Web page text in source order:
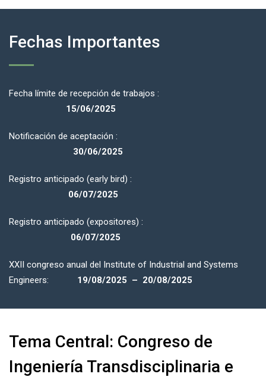
Fechas Importantes
Fecha límite de recepción de trabajos :
15/06/2025
Notificación de aceptación :
30/06/2025
Registro anticipado (early bird) :
06/07/2025
Registro anticipado (expositores) :
06/07/2025
XXII congreso anual del Institute of Industrial and Systems
Engineers: 19/08/2025 – 20/08/2025
Tema Central: Congreso de
Ingeniería Transdisciplinaria e